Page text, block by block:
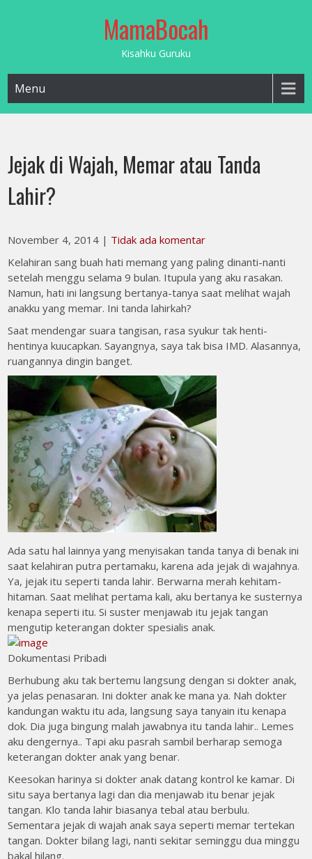
MamaBocah
Kisahku Guruku
Menu
Jejak di Wajah, Memar atau Tanda
Lahir?
November 4, 2014 | Tidak ada komentar
Kelahiran sang buah hati memang yang paling dinanti-nanti
setelah menggu selama 9 bulan. Itupula yang aku rasakan.
Namun, hati ini langsung bertanya-tanya saat melihat wajah
anakku yang memar. Ini tanda lahirkah?
Saat mendengar suara tangisan, rasa syukur tak henti-
hentinya kuucapkan. Sayangnya, saya tak bisa IMD. Alasannya,
ruangannya dingin banget.
Ada satu hal lainnya yang menyisakan tanda tanya di benak ini
saat kelahiran putra pertamaku, karena ada jejak di wajahnya.
Ya, jejak itu seperti tanda lahir. Berwarna merah kehitam-
hitaman. Saat melihat pertama kali, aku bertanya ke susternya
kenapa seperti itu. Si suster menjawab itu jejak tangan
mengutip keterangan dokter spesialis anak.
Dokumentasi Pribadi
Berhubung aku tak bertemu langsung dengan si dokter anak,
ya jelas penasaran. Ini dokter anak ke mana ya. Nah dokter
kandungan waktu itu ada, langsung saya tanyain itu kenapa
dok. Dia juga bingung malah jawabnya itu tanda lahir.. Lemes
aku dengernya.. Tapi aku pasrah sambil berharap semoga
keterangan dokter anak yang benar.
Keesokan harinya si dokter anak datang kontrol ke kamar. Di
situ saya bertanya lagi dan dia menjawab itu benar jejak
tangan. Klo tanda lahir biasanya tebal atau berbulu.
Sementara jejak di wajah anak saya seperti memar tertekan
tangan. Dokter bilang lagi, nanti sekitar seminggu dua minggu
bakal hilang.